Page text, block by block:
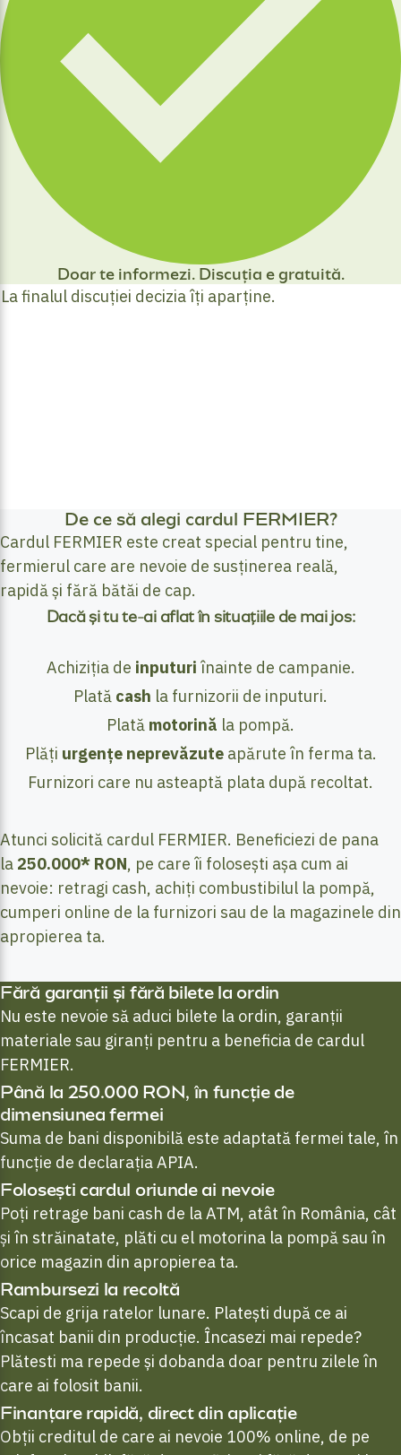
Doar te informezi. Discuția e gratuită.
La finalul discuției decizia îți aparține.
De ce să alegi cardul FERMIER?
Cardul FERMIER este creat special pentru tine,
fermierul care are nevoie de susținerea reală,
rapidă și fără bătăi de cap.
Dacă și tu te-ai aflat în situațiile de mai jos:
Achiziția de inputuri înainte de campanie.
Plată cash la furnizorii de inputuri.
Plată motorină la pompă.
Plăți urgențe neprevăzuteapărute în ferma ta.
Furnizori care nu asteaptă plata după recoltat.
Atunci solicită cardul FERMIER. Beneficiezi de pana
la 250.000* RON, pe care îi folosești așa cum ai
nevoie: retragi cash, achiți combustibilul la pompă,
cumperi online de la furnizori sau de la magazinele din
apropierea ta.
Fără garanții și fără bilete la ordin
Nu este nevoie să aduci bilete la ordin, garanții
materiale sau giranți pentru a beneficia de cardul
FERMIER.
Până la 250.000 RON, în funcție de
dimensiunea fermei
Suma de bani disponibilă este adaptată fermei tale, în
funcție de declarația APIA.
Folosești cardul oriunde ai nevoie
Poți retrage bani cash de la ATM, atât în România, cât
și în străinatate, plăti cu el motorina la pompă sau în
orice magazin din apropierea ta.
Rambursezi la recoltă
Scapi de grija ratelor lunare. Platești după ce ai
încasat banii din producție. Încasezi mai repede?
Plătesti ma repede și dobanda doar pentru zilele în
care ai folosit banii.
Finanțare rapidă, direct din aplicație
Obții creditul de care ai nevoie 100% online, de pe